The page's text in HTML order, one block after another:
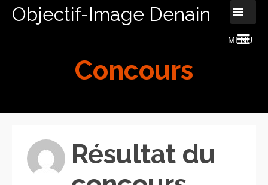
Objectif-Image Denain
Concours
Résultat du